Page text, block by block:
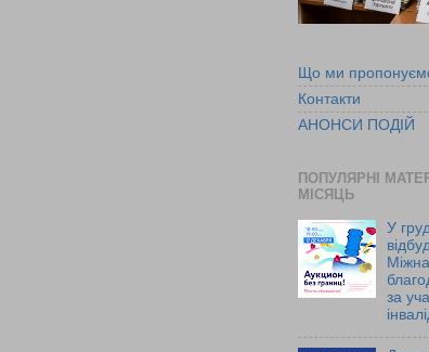
Що ми
Контакти
АНОНСИ ПОДІЙ
ПОПУЛЯРНІ
МІСЯЦЬ
У
за